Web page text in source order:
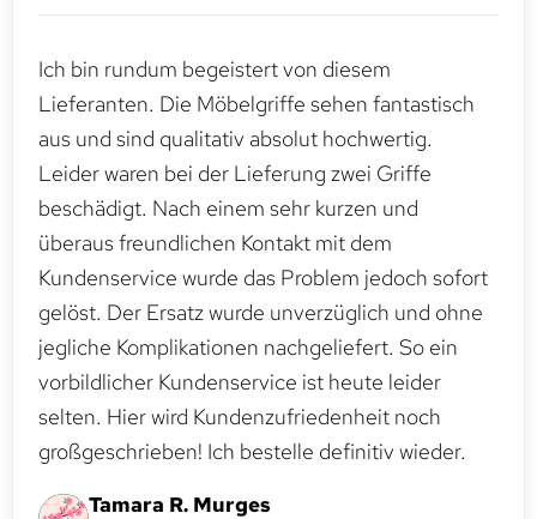
Ich bin rundum begeistert von diesem
Lieferanten. Die Möbelgriffe sehen fantastisch
aus und sind qualitativ absolut hochwertig.
Leider waren bei der Lieferung zwei Griffe
beschädigt. Nach einem sehr kurzen und
überaus freundlichen Kontakt mit dem
Kundenservice wurde das Problem jedoch sofort
gelöst. Der Ersatz wurde unverzüglich und ohne
jegliche Komplikationen nachgeliefert. So ein
vorbildlicher Kundenservice ist heute leider
selten. Hier wird Kundenzufriedenheit noch
großgeschrieben! Ich bestelle definitiv wieder.
Tamara R. Murges